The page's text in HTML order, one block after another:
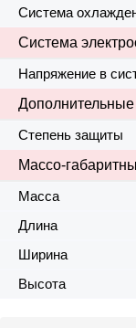
Система
Система
Напряжение в
Дополнительные
Степень защиты
Массо-
Масса
Длина
Ширина
Высота